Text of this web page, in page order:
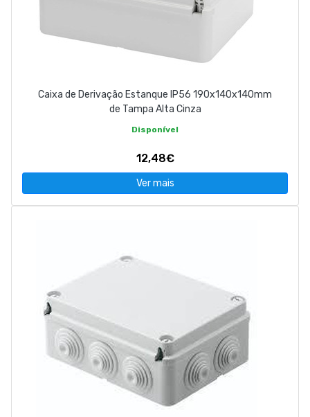
Caixa de Derivação Estanque IP56 190x140x140mm
de Tampa Alta Cinza
Disponível
12,48€
Ver mais